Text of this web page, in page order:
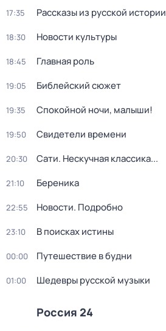
17:35 Рассказы из русской истории
18:30 Новости культуры
18:45 Главная роль
19:05 Библейский сюжет
19:35 Спокойной ночи, малыши!
19:50 Свидетели времени
20:30 Сати. Нескучная классика...
21:10 Береника
22:55 Новости. Подробно
23:10 В поисках истины
00:00 Путешествие в будни
01:00 Шедевры русской музыки
Россия 24